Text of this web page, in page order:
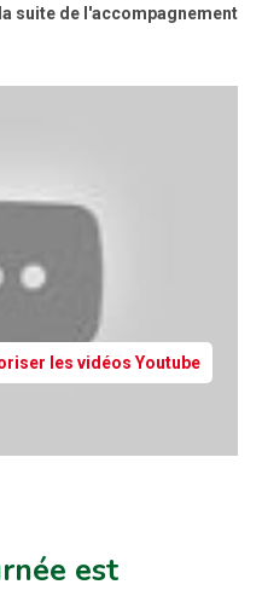
suite de l'accompagnement
les vidéos Youtube
est